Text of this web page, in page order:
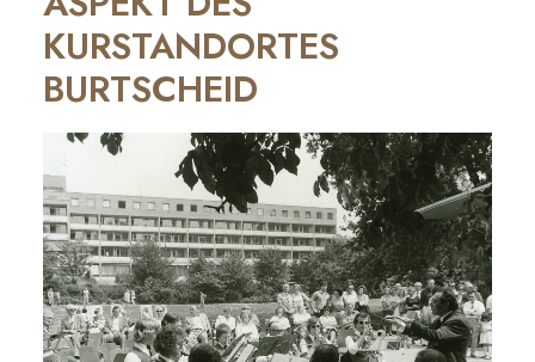
KURSTANDORTES
BURTSCHEID